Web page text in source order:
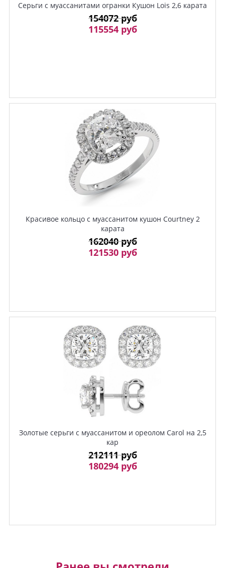
Серьги c муассанитами огранки Кушон Lois 2,6 карата
154072 руб
115554 руб
Красивое кольцо с муассанитом кушон Courtney 2
карата
162040 руб
121530 руб
Золотые серьги с муассанитом и ореолом Carol на 2,5
кар
212111 руб
180294 руб